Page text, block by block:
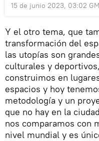
15 de junio 2023, 03:02
Y el otro tema, que
transformación del
las utopías son
culturales y
construimos en
espacios y hoy
metodología y un
que no hay en la
nos comparamos con
nivel mundial y es